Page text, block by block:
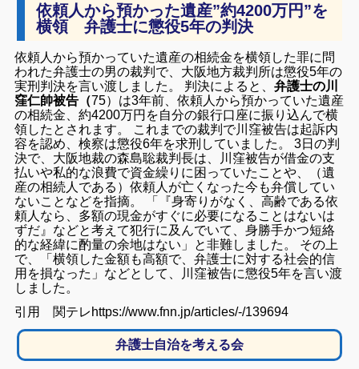
依頼人から預かった遺産”約4200万円”を
横領 弁護士に懲役5年の判決
依頼人から預かっていた遺産の相続金を横領した罪に問
われた弁護士の男の裁判で、大阪地方裁判所は懲役5年の
実刑判決を言い渡しました。 判決によると、弁護士の川
窪仁帥被告（75）は3年前、依頼人から預かっていた遺産
の相続金、約4200万円を自分の銀行口座に振り込んで横
領したとされます。 これまでの裁判で川窪被告は起訴内
容を認め、検察は懲役6年を求刑していました。 3日の判
決で、大阪地裁の森島聡裁判長は、川窪被告が借金の支
払いや私的な浪費で資金繰りに困っていたことや、（遺
産の相続人である）依頼人が亡くなった今も弁償してい
ないことなどを指摘。 「『身寄りがなく、高齢である依
頼人なら、多額の現金がすぐに必要になることはないは
ずだ』などと考えて犯行に及んでいて、身勝手かつ短絡
的な経緯に酌量の余地はない」と非難しました。 その上
で、「横領した金額も高額で、弁護士に対する社会的信
用を損なった」などとして、川窪被告に懲役5年を言い渡
しました。
引用 関テレhttps://www.fnn.jp/articles/-/139694
弁護士自治を考える会